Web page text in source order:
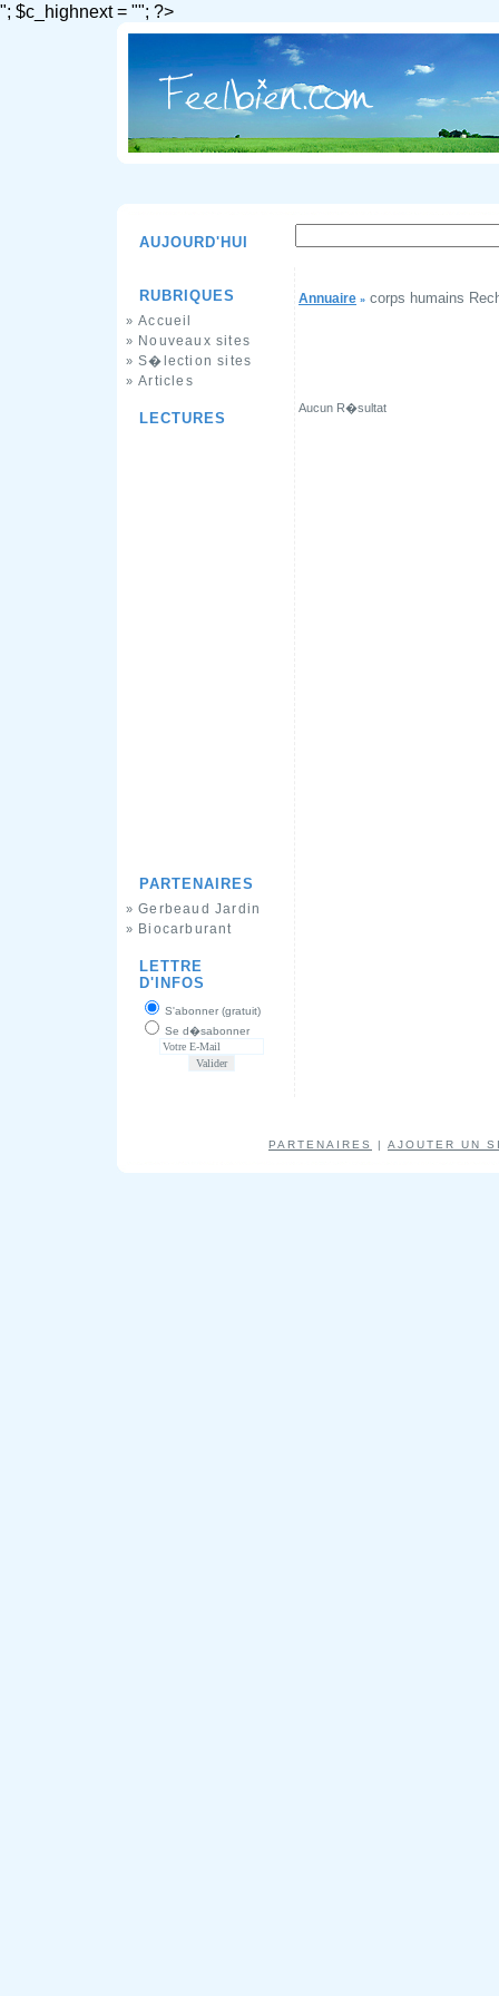
"; $c_highnext = ""; ?>
AUJOURD'HUI
RUBRIQUES
» Accueil
» Nouveaux sites
» S�lection sites
» Articles
LECTURES
PARTENAIRES
» Gerbeaud Jardin
» Biocarburant
LETTRE
D'INFOS
S'abonner (gratuit)
Se d�sabonner
Annuaire » corps humains
Aucun R�sultat
PARTENAIRES | AJOUTER UN